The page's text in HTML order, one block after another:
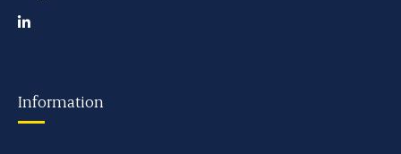
Information